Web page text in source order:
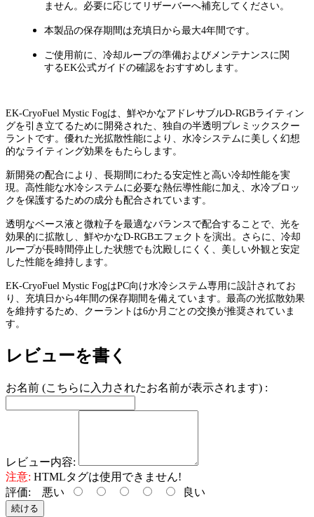
ません。必要に応じてリザーバーへ補充してください。
本製品の保存期間は充填日から最大4年間です。
ご使用前に、冷却ループの準備およびメンテナンスに関
するEK公式ガイドの確認をおすすめします。
EK-CryoFuel Mystic Fogは、鮮やかなアドレサブルD-RGBライティン
グを引き立てるために開発された、独自の半透明プレミックスクー
ラントです。優れた光拡散性能により、水冷システムに美しく幻想
的なライティング効果をもたらします。
新開発の配合により、長期間にわたる安定性と高い冷却性能を実
現。高性能な水冷システムに必要な熱伝導性能に加え、水冷ブロッ
クを保護するための成分も配合されています。
透明なベース液と微粒子を最適なバランスで配合することで、光を
効果的に拡散し、鮮やかなD-RGBエフェクトを演出。さらに、冷却
ループが長時間停止した状態でも沈殿しにくく、美しい外観と安定
した性能を維持します。
EK-CryoFuel Mystic FogはPC向け水冷システム専用に設計されてお
り、充填日から4年間の保存期間を備えています。最高の光拡散効果
を維持するため、クーラントは6か月ごとの交換が推奨されていま
す。
レビューを書く
お名前 (こちらに入力されたお名前が表示されます) :
レビュー内容:
注意: HTMLタグは使用できません!
評価: 悪い 良い
続ける